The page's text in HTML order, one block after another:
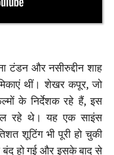
टंडन और नसीरुद्दीन शाह
थीं। शेखर कपूर, जो
के निर्देशक रहे हैं, इस
रहे थे। यह एक साइंस
शूटिंग भी पूरी हो चुकी
बंद हो गई और इसके बाद से